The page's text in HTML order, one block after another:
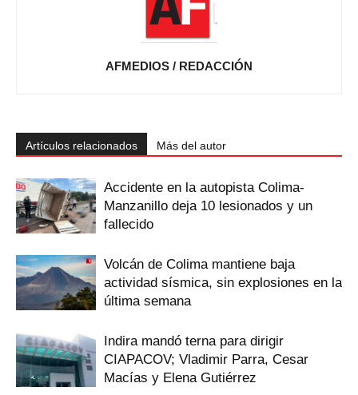
AFMEDIOS / REDACCIÓN
Artículos relacionados Más del autor
Accidente en la autopista Colima-
Manzanillo deja 10 lesionados y un
fallecido
Volcán de Colima mantiene baja
actividad sísmica, sin explosiones en la
última semana
Indira mandó terna para dirigir
CIAPACOV; Vladimir Parra, Cesar
Macías y Elena Gutiérrez